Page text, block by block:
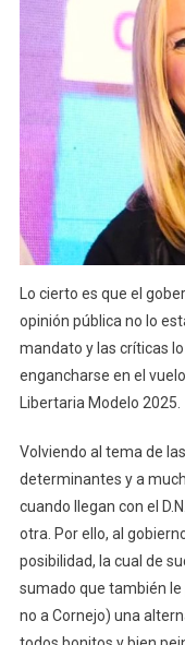
Lo cierto es que el
opinión pública no lo
mandato y las críticas
engancharse en el
Libertaria Modelo 2025.
Volviendo al tema de
determinantes y a
cuando llegan con el
otra. Por ello, al
posibilidad, la cual de
sumado que también
no a Cornejo) una